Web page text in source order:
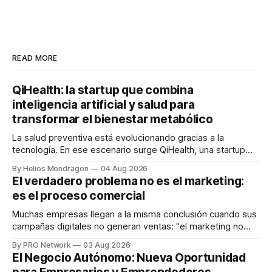
READ MORE
QiHealth: la startup que combina
inteligencia artificial y salud para
transformar el bienestar metabólico
La salud preventiva está evolucionando gracias a la
tecnología. En ese escenario surge QiHealth, una startup
dispositivos inteligentes, inteligencia artificial y monitoreo
en tiempo real para ayudar a las personas a tomar mejores
decisiones sobre su salud metabólica. Su propuesta busca
responder
By Helios Mondragon 04 Aug 2026
El verdadero problema no es el marketing:
es el proceso comercial
Muchas empresas llegan a la misma conclusión cuando sus
campañas digitales no generan ventas: "el marketing no
INTERIUS, el problema suele estar en otro lugar. Durante
una entrevista para el podcast SER PRO, el especialista en
By PRO Network 03 Aug 2026
El Negocio Autónomo: Nueva Oportunidad